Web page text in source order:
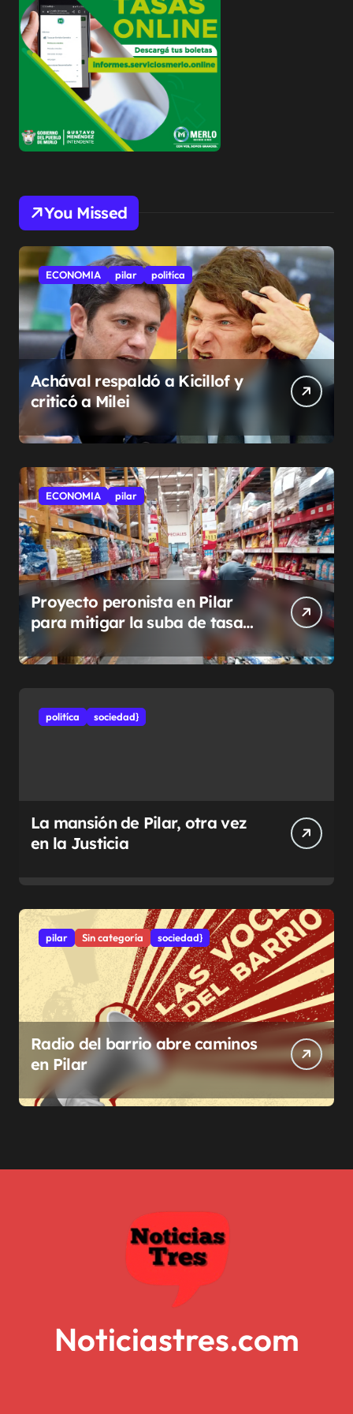
You Missed
ECONOMIA pilar politíca
Achával respaldó a Kicillof y
criticó a Milei
ECONOMIA pilar
Proyecto peronista en Pilar
para mitigar la suba de tasas
municipales
politíca sociedad}
La mansión de Pilar, otra vez
en la Justicia
pilar Sin categoría sociedad}
Radio del barrio abre caminos
en Pilar
Noticiastres.com